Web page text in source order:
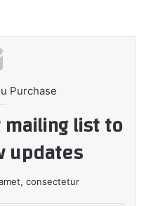
Purchase
list to
consectetur.